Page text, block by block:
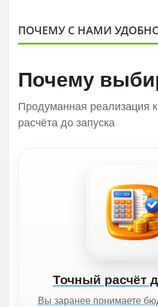
ПОЧЕМУ С НАМИ
Почему
Продуманная реализация
расчёта до запуска
Точный расчёт
Вы заранее понимаете